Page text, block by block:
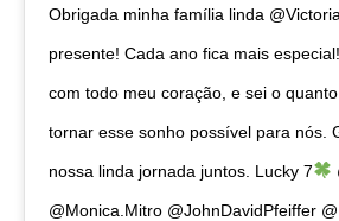
Obrigada minha família linda
presente! Cada ano fica mais
com todo meu coração, e sei o
tornar esse sonho possível para nós.
nossa linda jornada juntos. Lucky 7
@Monica.Mitro @JohnDavidPfeiffer